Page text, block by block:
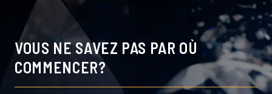
VOUS NE SAVEZ PAS PAR OÙ
COMMENCER?